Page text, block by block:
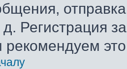
д. Регистрация